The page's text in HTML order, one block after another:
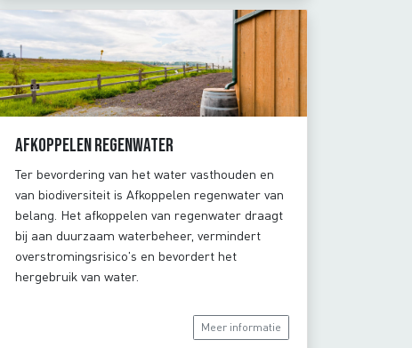
Afkoppelen regenwater
Ter bevordering van het water vasthouden en
van biodiversiteit is Afkoppelen regenwater van
belang. Het afkoppelen van regenwater draagt
bij aan duurzaam waterbeheer, vermindert
overstromingsrisico's en bevordert het
hergebruik van water.
Meer informatie